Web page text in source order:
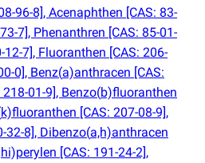
96-8], Acenaphthen [CAS: 83-
7], Phenanthren [CAS: 85-01-
12-7], Fluoranthen [CAS: 206-
0], Benz(a)anthracen [CAS:
218-01-9], Benzo(b)fluoranthen
k)fluoranthen [CAS: 207-08-9],
32-8], Dibenzo(a,h)anthracen
[CAS: 191-24-2],